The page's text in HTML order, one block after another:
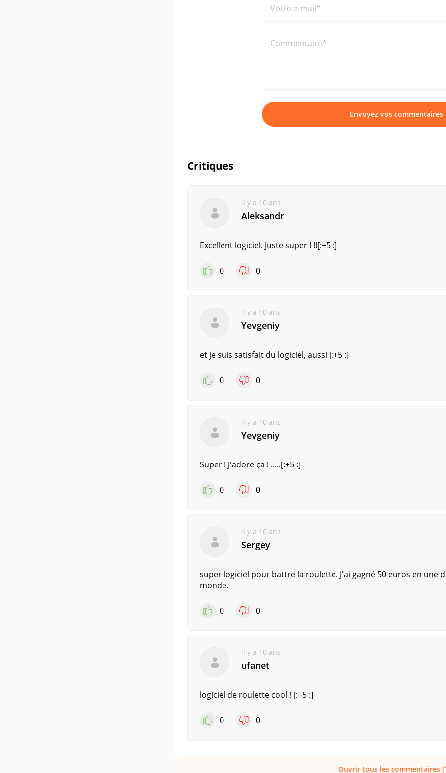
Votre e-mail*
Commentaire*
Envoyez vos commentaires
Critiques
il y a 10 ans
Aleksandr
Excellent logiciel. Juste super ! !![:+5 :]
0 0
il y a 10 ans
Yevgeniy
et je suis satisfait du logiciel, aussi [:+5 :]
0 0
il y a 10 ans
Yevgeniy
Super ! J'adore ça ! .....[:+5 :]
0 0
il y a 10 ans
Sergey
super logiciel pour battre la roulette. J'ai gagné 50 euros en une
monde.
0 0
il y a 10 ans
ufanet
logiciel de roulette cool ! [:+5 :]
0 0
Ouvrir tous les commentaires